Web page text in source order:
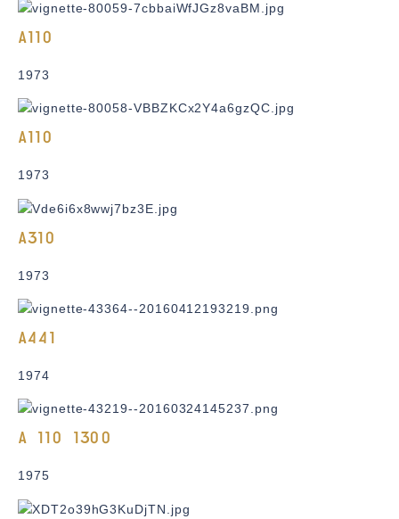
A110
1973
A110
1973
A310
1973
A441
1974
A 110 1300
1975